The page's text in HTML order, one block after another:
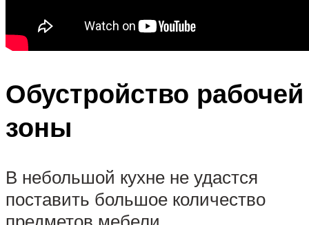
Обустройство рабочей
зоны
В небольшой кухне не удастся
поставить большое количество